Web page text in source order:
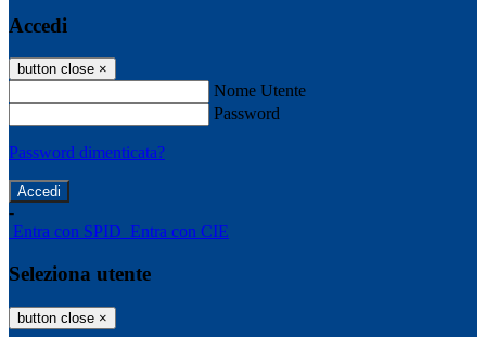
Accedi
button close ×
Nome Utente
Password
Password dimenticata?
-
Entra con SPID Entra con CIE
Seleziona utente
button close ×